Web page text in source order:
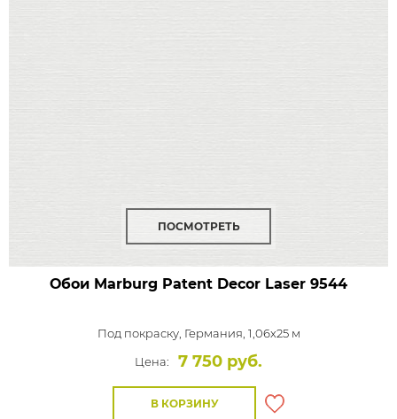
ПОСМОТРЕТЬ
Обои Marburg Patent Decor Laser 9544
Под покраску, Германия, 1,06x25 м
Цена:
7 750 руб.
В КОРЗИНУ